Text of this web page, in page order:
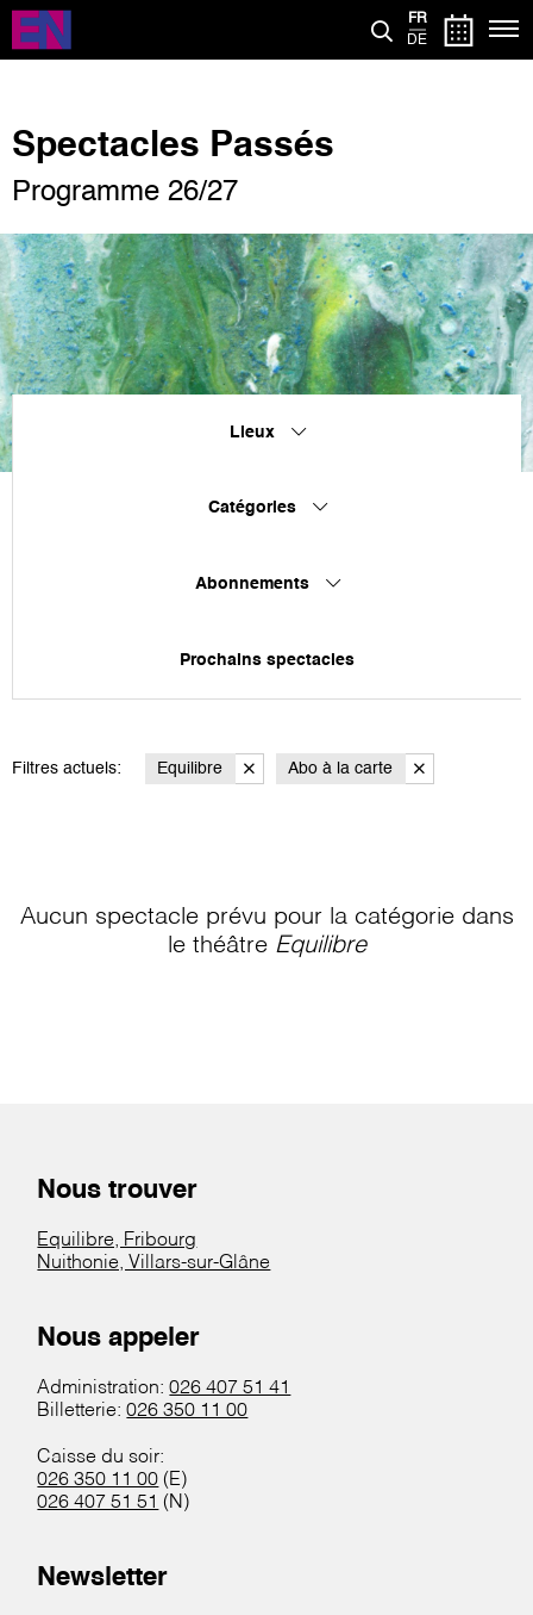
Aller
contenu
FR
DE
Spectacles Passés
Programme 26/27
Lieux
Catégories
Abonnements
Prochains spectacles
Filtres actuels: Equilibre Abo à la carte
Aucun spectacle prévu pour la catégorie dans
le théâtre Equilibre
Nous trouver
Equilibre, Fribourg
Nuithonie, Villars-sur-Glâne
Nous appeler
Administration:026 407 51 41
Billetterie:026 350 11 00
Caisse du soir:
026 350 11 00 (E)
026 407 51 51 (N)
Newsletter